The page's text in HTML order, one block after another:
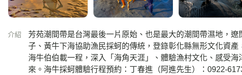
介紹
芳苑潮間帶是台灣最後一片原始、也是最大的潮間帶濕地，
子、黃牛下海協助漁民採蚵的傳統，登錄彰化縣無形文化資
海牛伯伯載一程，深入「海角天涯」、體驗漁村文化、感受
來。海牛採蚵體驗行程預約：丁春進（阿進先生）：0922-